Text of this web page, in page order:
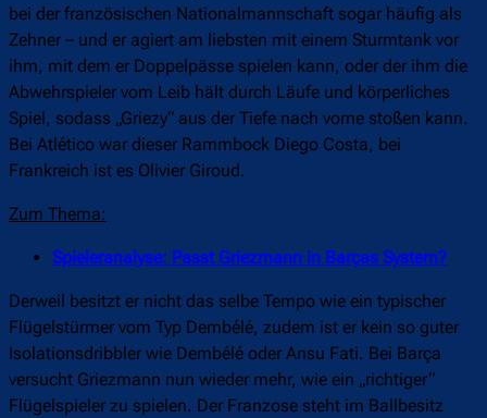
bei der französischen Nationalmannschaft sogar häufig als
Zehner – und er agiert am liebsten mit einem Sturmtank vor
ihm, mit dem er Doppelpässe spielen kann, oder der ihm die
Abwehrspieler vom Leib hält durch Läufe und körperliches
Spiel, sodass „Griezy“ aus der Tiefe nach vorne stoßen kann.
Bei Atlético war dieser Rammbock Diego Costa, bei
Frankreich ist es Olivier Giroud.
Zum Thema:
Spieleranalyse: Passt Griezmann in Barças System?
Derweil besitzt er nicht das selbe Tempo wie ein typischer
Flügelstürmer vom Typ Dembélé, zudem ist er kein so guter
Isolationsdribbler wie Dembélé oder Ansu Fati. Bei Barça
versucht Griezmann nun wieder mehr, wie ein „richtiger“
Flügelspieler zu spielen. Der Franzose steht im Ballbesitz